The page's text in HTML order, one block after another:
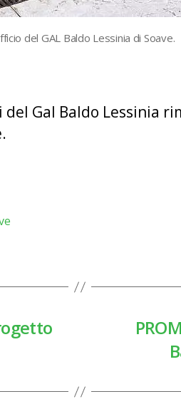
del GAL Baldo Lessinia di Soave.
Gal Baldo Lessinia